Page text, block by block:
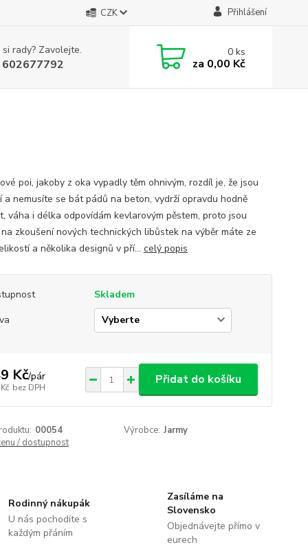
CZK Přihlášení
rady? Zavolejte. 0ks
za 0,00 Kč
poi, jakoby z oka vypadly těm ohnivým, rozdíl je, že jsou
a nemusíte se bát pádů na beton, vydrží opravdu hodně
váha i délka odpovídám kevlarovým pěstem, proto jsou
zkoušení nových technických libůstek na výběr máte ze
a několika designů v pří... celý popis
Skladem
Kč/pár
bez DPH
Přidat do košíku
00054 Výrobce: Jarmy
/ dostupnost
Rodinný nákupák
U nás pochodíte s
každým přáním
Zasíláme na
Slovensko
Objednávejte přímo v
eurech